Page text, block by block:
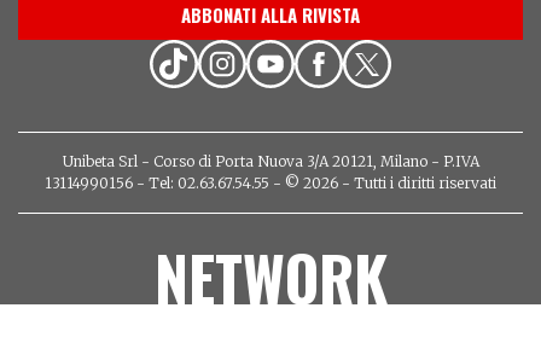
ABBONATI ALLA RIVISTA
Unibeta Srl - Corso di Porta Nuova 3/A 20121, Milano - P.IVA
13114990156 - Tel: 02.63.67.54.55 - © 2026 - Tutti i diritti riservati
NETWORK